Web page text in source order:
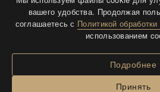
Все права защищены.
Разработка и дизайнBTV-info.
вашего удобства. Продолжая
соглашаетесь с Политикой
использованием
Подробнее
Принять